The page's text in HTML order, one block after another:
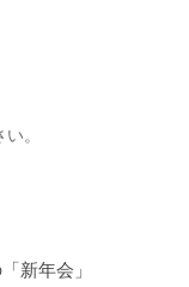
。
新年会」